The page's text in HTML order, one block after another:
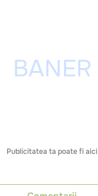
Publicitatea ta poate fi aici